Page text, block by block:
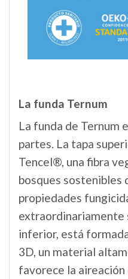
La funda Ternum
La funda de Ternum
partes. La tapa
Tencel®, una fibra
bosques sostenibles
propiedades
extraordinariamente
inferior, está
3D, un material
favorece la aireación